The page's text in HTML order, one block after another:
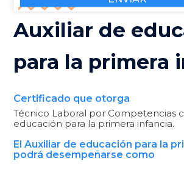
Auxiliar de
para la primera
Certificado que otorga
Técnico Laboral por Competencias
educación para la primera infancia.
El Auxiliar de educación para la
podrá desempeñarse como